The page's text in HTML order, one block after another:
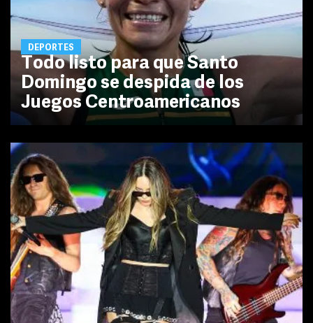
DEPORTES
Todo listo para que Santo
Domingo se despida de los
Juegos Centroamericanos